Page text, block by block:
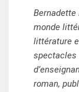
Bernadette
monde
littérature
spectacles
roman,